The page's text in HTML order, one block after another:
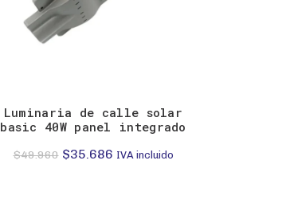
Luminaria de calle solar
basic 40W panel integrado
$49.960 El
$35.686ElIVA incluido